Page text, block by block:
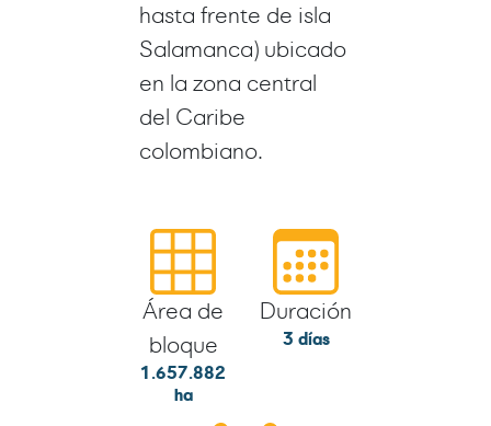
hasta frente de isla
Salamanca) ubicado
en la zona central
del Caribe
colombiano.
Área de
bloque
1.657.882
ha
Duración
3 días